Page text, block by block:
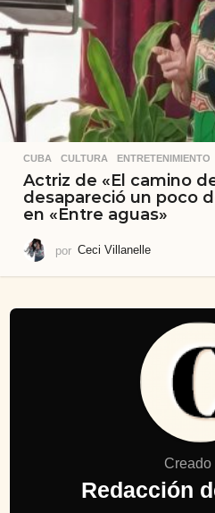
CUBA ,CULTURA ,ENTRETENIMIENTO
Actriz de «El camino
desapareció un poco
en «Entre aguas»
por Ceci Villanelle
Creado
Redacción